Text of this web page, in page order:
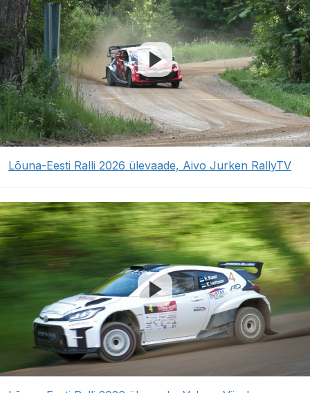
Lõuna-Eesti Ralli 2026 ülevaade, Aivo Jurken RallyTV